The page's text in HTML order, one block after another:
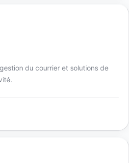
du courrier et solutions de